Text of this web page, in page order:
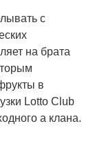
с
на брата
в
Lotto Club
а клана.